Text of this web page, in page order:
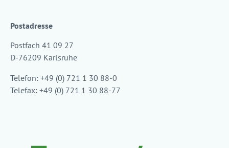
Postadresse
Postfach 41 09 27
D-76209 Karlsruhe
Telefon: +49 (0) 721 1 30 88-0
Telefax: +49 (0) 721 1 30 88-77